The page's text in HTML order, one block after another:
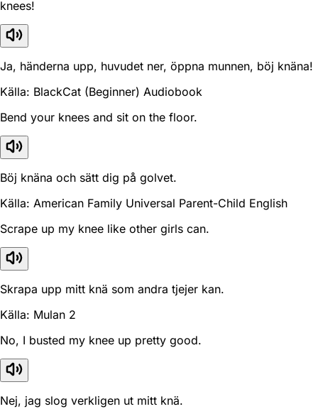
knees!
Ja, händerna upp, huvudet ner, öppna munnen, böj knäna!
Källa: BlackCat (Beginner) Audiobook
Bend your knees and sit on the floor.
Böj knäna och sätt dig på golvet.
Källa: American Family Universal Parent-Child English
Scrape up my knee like other girls can.
Skrapa upp mitt knä som andra tjejer kan.
Källa: Mulan 2
No, I busted my knee up pretty good.
Nej, jag slog verkligen ut mitt knä.